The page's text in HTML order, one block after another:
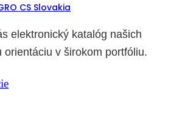
CS Slovakia
elektronický katalóg našich
orientáciu v širokom portfóliu.